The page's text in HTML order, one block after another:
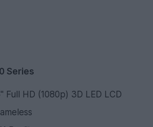
Series
Full HD (1080p) 3D LED LCD